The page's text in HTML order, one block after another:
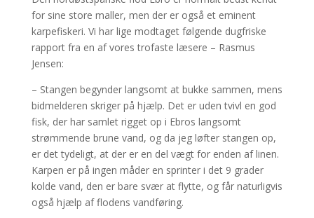
for sine store maller, men der er også et eminent
karpefiskeri. Vi har lige modtaget følgende dugfriske
rapport fra en af vores trofaste læsere – Rasmus
Jensen:
– Stangen begynder langsomt at bukke sammen, mens
bidmelderen skriger på hjælp. Det er uden tvivl en god
fisk, der har samlet rigget op i Ebros langsomt
strømmende brune vand, og da jeg løfter stangen op,
er det tydeligt, at der er en del vægt for enden af linen.
Karpen er på ingen måder en sprinter i det 9 grader
kolde vand, den er bare svær at flytte, og får naturligvis
også hjælp af flodens vandføring.